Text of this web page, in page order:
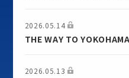
2026.05.14
THE WAY TO
2026.05.13